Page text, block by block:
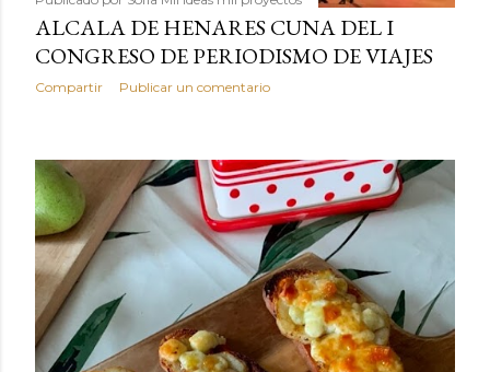
ALCALA DE HENARES CUNA DEL I
CONGRESO DE PERIODISMO DE VIAJES
Compartir Publicar un comentario